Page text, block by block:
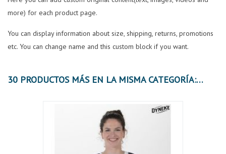
more) for each product page.
You can display information about size, shipping, returns, promotions
etc. You can change name and this custom block if you want.
30 PRODUCTOS MÁS EN LA MISMA CATEGORÍA: